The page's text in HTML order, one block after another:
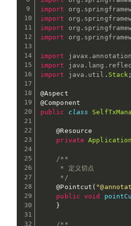
import
org .
import
org .
import
org .
import
org .
import javax . annotation
import
java . lang .
import
java . util . Stack ;
@Aspect
@Component
public
class
@Resource
private
/**
     * 定义切点
     */
@Pointcut (
public
void
}
/**